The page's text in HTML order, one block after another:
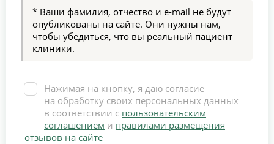
* Ваши фамилия, отчество и e-mail не будут
опубликованы на сайте. Они нужны нам,
чтобы убедиться, что вы реальный пациент
клиники.
Нажимая на кнопку, я даю согласие
на обработку своих персональных данных
в соответствии с пользовательским
соглашением и правилами размещения
отзывов на сайте